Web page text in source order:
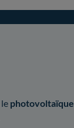
photovoltaïque